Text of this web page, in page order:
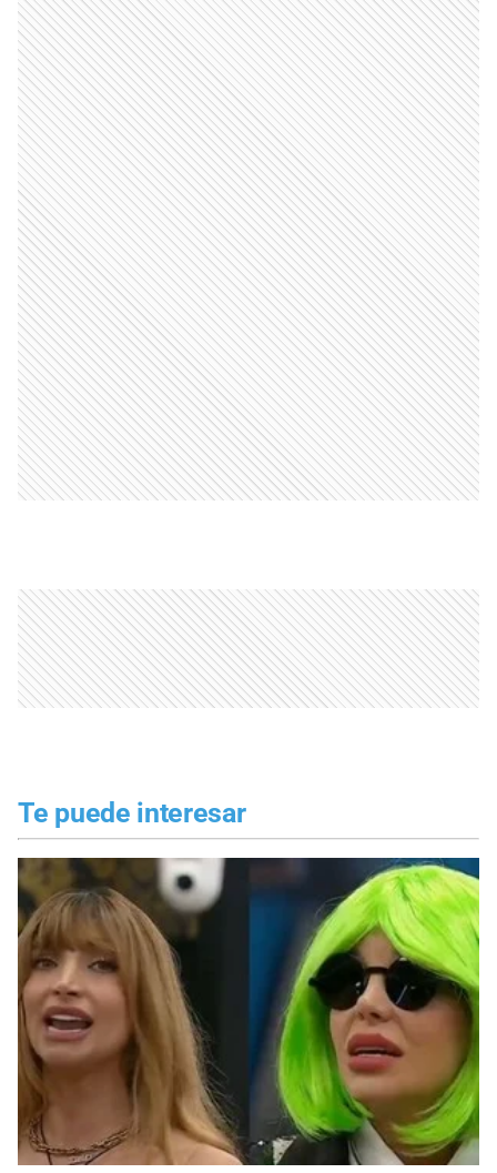
Te puede interesar